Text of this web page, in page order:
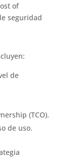
of
seguridad
de
(TCO).
de uso.